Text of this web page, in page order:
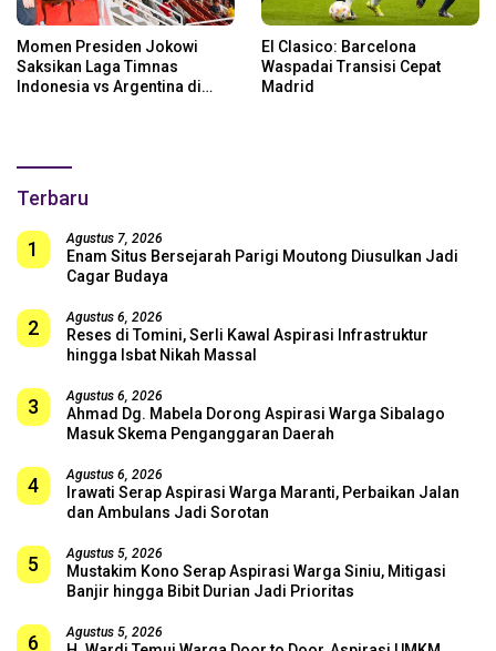
Momen Presiden Jokowi
Saksikan Laga Timnas
Indonesia vs Argentina di
El Clasico: Barcelona
Waspadai Transisi Cepat
Madrid
Terbaru
1 Agustus 7, 2026
Enam Situs Bersejarah Parigi Moutong Diusulkan Jadi
Cagar Budaya
2 Agustus 6, 2026
Reses di Tomini, Serli Kawal Aspirasi Infrastruktur
hingga Isbat Nikah Massal
3 Agustus 6, 2026
Ahmad Dg. Mabela Dorong Aspirasi Warga Sibalago
Masuk Skema Penganggaran Daerah
4 Agustus 6, 2026
Irawati Serap Aspirasi Warga Maranti, Perbaikan Jalan
dan Ambulans Jadi Sorotan
5 Agustus 5, 2026
Mustakim Kono Serap Aspirasi Warga Siniu, Mitigasi
Banjir hingga Bibit Durian Jadi Prioritas
6 Agustus 5, 2026